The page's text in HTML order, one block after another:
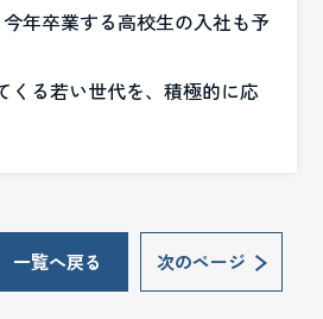
年卒業する高校生の入社も予
くる若い世代を、積極的に応
一覧へ戻る 次のページ